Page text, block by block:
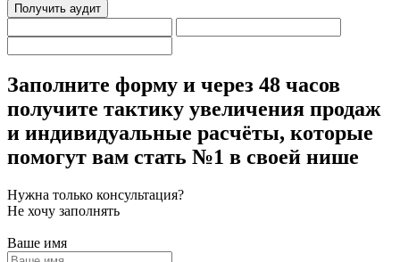
Получить аудит
Заполните форму и через 48 часов
получите тактику увеличения продаж
и индивидуальные расчёты, которые
помогут вам стать №1 в своей нише
Нужна только консультация?
Не хочу заполнять
Ваше имя